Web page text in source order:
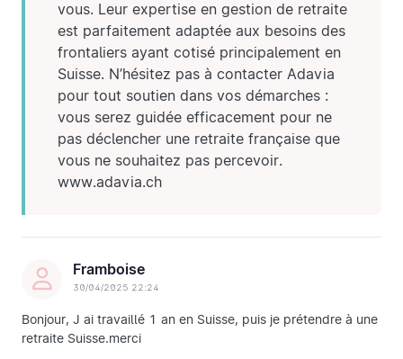
vous. Leur expertise en gestion de retraite
est parfaitement adaptée aux besoins des
frontaliers ayant cotisé principalement en
Suisse. N’hésitez pas à contacter Adavia
pour tout soutien dans vos démarches :
vous serez guidée efficacement pour ne
pas déclencher une retraite française que
vous ne souhaitez pas percevoir.
www.adavia.ch
Framboise
30/04/2025 22:24
Bonjour, J ai travaillé 1 an en Suisse, puis je prétendre à une
retraite Suisse.merci